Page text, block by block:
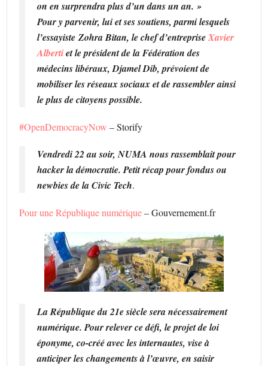
on en surprendra plus d’un dans un an. »
Pour y parvenir, lui et ses soutiens, parmi lesquels
l’essayiste Zohra Bitan, le chef d’entrepriseXavier
Albertiet le président de la Fédération des
médecins libéraux, Djamel Dib, prévoient de
mobiliser les réseaux sociaux et de rassembler ainsi
le plus de citoyens possible.
#OpenDemocracyNow– Storify
Vendredi 22 au soir, NUMA nous rassemblait pour
hacker la démocratie. Petit récap pour fondus ou
newbies de la Civic Tech.
Pour une République numérique– Gouvernement.fr
La République du 21e siècle sera nécessairement
numérique. Pour relever ce défi, le projet de loi
éponyme, co-créé avec les internautes, vise à
anticiper les changements à l’œuvre, en saisir